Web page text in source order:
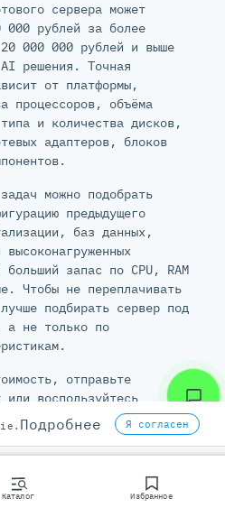
Каталог Избранное
сервера может
000 рублей за более
000 000 рублей и выше
решения. Точная
от платформы,
процессоров, объёма
и количества дисков,
адаптеров, блоков
можно подобрать
предыдущего
баз данных,
больший запас по CPU, RAM
Чтобы не переплачивать
подбирать сервер под
а не только по
отправьте
воспользуйтесь
. Менеджеры подготовят
с подходящей
Подробнее Я согласен